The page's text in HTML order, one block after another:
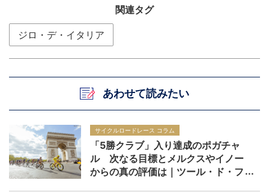
関連タグ
ジロ・デ・イタリア
あわせて読みたい
サイクルロードレース コラム
「5勝クラブ」入り達成のポガチャ
ル 次なる目標とメルクスやイノー
からの真の評価は｜ツール・ド・フ